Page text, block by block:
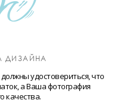
ДИЗАЙНА
удостовериться, что
а Ваша фотография
качества.